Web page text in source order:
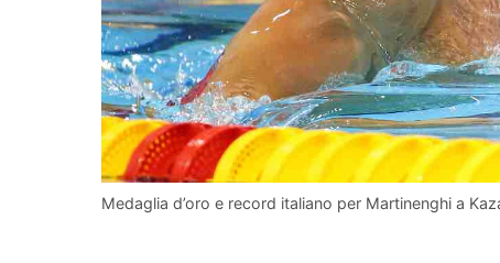
Medaglia d’oro e record italiano per Martinenghi a